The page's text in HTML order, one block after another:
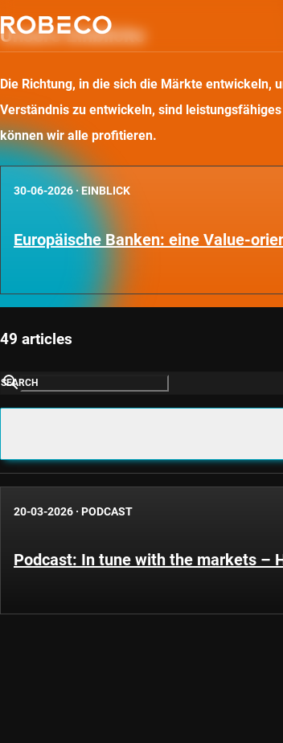
Unsere Einblicke
Die Richtung, in die sich die Märkte
Verständnis zu entwickeln, sind
können wir alle profitieren.
30-06-2026 · EINBLICK
Europäische Banken: eine Value-
49 articles
SEARCH
20-03-2026 · PODCAST
Podcast: In tune with the markets –